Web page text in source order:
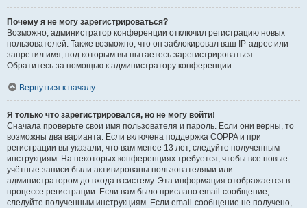
Почему я не могу зарегистрироваться?
Возможно, администратор конференции отключил регистрацию новых
пользователей. Также возможно, что он заблокировал ваш IP-адрес или
запретил имя, под которым вы пытаетесь зарегистрироваться.
Обратитесь за помощью к администратору конференции.
Вернуться к началу
Я только что зарегистрировался, но не могу войти!
Сначала проверьте свои имя пользователя и пароль. Если они верны, то
возможны два варианта. Если включена поддержка COPPA и при
регистрации вы указали, что вам менее 13 лет, следуйте полученным
инструкциям. На некоторых конференциях требуется, чтобы все новые
учётные записи были активированы пользователями или
администратором до входа в систему. Эта информация отображается в
процессе регистрации. Если вам было прислано email-сообщение,
следуйте полученным инструкциям. Если email-сообщение не получено,